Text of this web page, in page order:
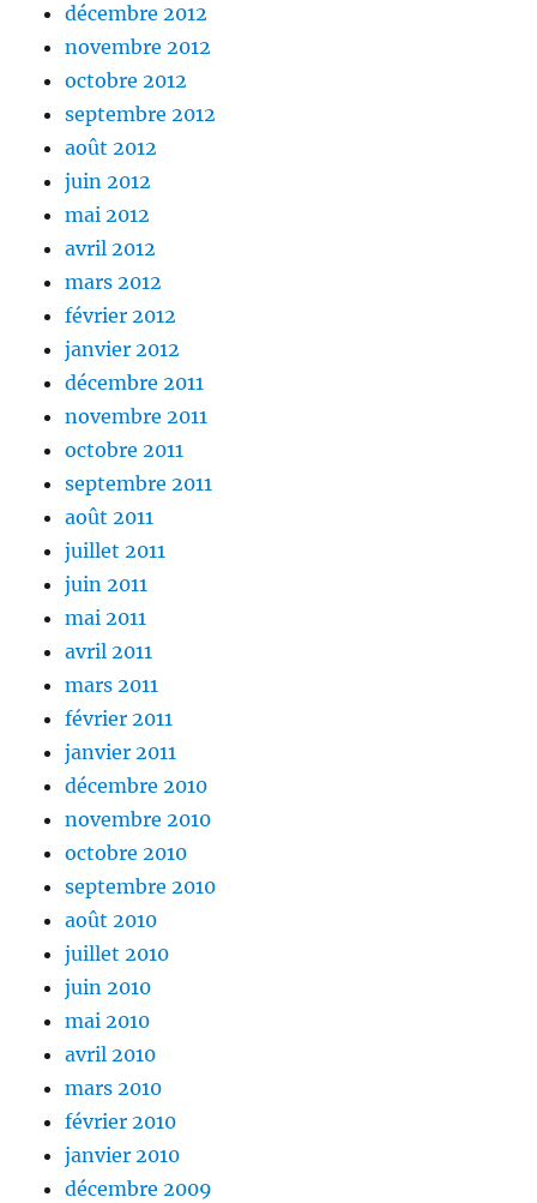
décembre 2012
novembre 2012
octobre 2012
septembre 2012
août 2012
juin 2012
mai 2012
avril 2012
mars 2012
février 2012
janvier 2012
décembre 2011
novembre 2011
octobre 2011
septembre 2011
août 2011
juillet 2011
juin 2011
mai 2011
avril 2011
mars 2011
février 2011
janvier 2011
décembre 2010
novembre 2010
octobre 2010
septembre 2010
août 2010
juillet 2010
juin 2010
mai 2010
avril 2010
mars 2010
février 2010
janvier 2010
décembre 2009